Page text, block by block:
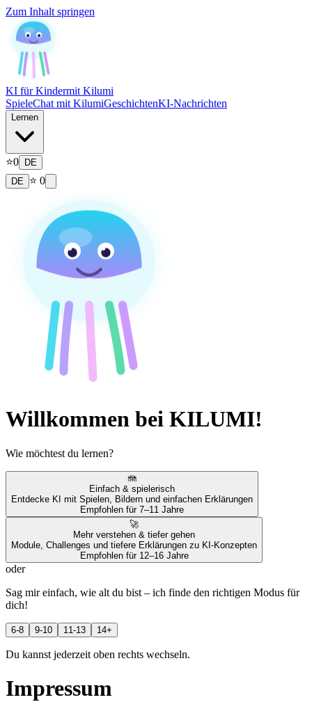
Zum Inhalt springen
KI für Kindermit Kilumi
SpieleChat mit KilumiGeschichtenKI-Nachrichten
Lernen
⭐0
DE
DE ⭐ 0
Willkommen bei KILUMI!
Wie möchtest du lernen?
🪼
Einfach & spielerisch
Entdecke KI mit Spielen, Bildern und einfachen Erklärungen
Empfohlen für 7–11 Jahre
🚀
Mehr verstehen & tiefer gehen
Module, Challenges und tiefere Erklärungen zu KI-Konzepten
Empfohlen für 12–16 Jahre
oder
Sag mir einfach, wie alt du bist – ich finde den richtigen Modus für
dich!
6-8 9-10 11-13 14+
Du kannst jederzeit oben rechts wechseln.
Impressum